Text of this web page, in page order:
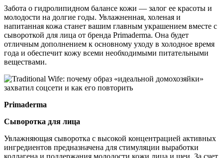
Забота о гидролипидном балансе кожи — залог ее красоты и
молодости на долгие годы. Увлажненная, холеная и
напитанная кожа станет вашим главным украшением вместе с
сывороткой для лица от бренда Primaderma. Она будет
отличным дополнением к основному уходу в холодное время
года и обеспечит кожу всеми необходимыми питательными
веществами.
Primaderma
Сыворотка для лица
Увлажняющая сыворотка с высокой концентрацией активных
ингредиентов предназначена для стимуляции выработки
коллагена и поддержания молодости кожи лица и шеи. За счет